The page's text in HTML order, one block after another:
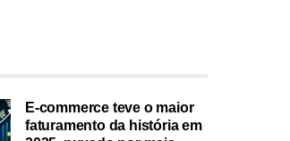
E-commerce teve o maior
faturamento da história em